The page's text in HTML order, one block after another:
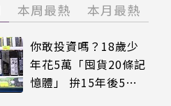
本周最熱 本月最熱
你敢投資嗎？18歲少
年花5萬「囤貨20條記
憶體」 拚15年後5倍